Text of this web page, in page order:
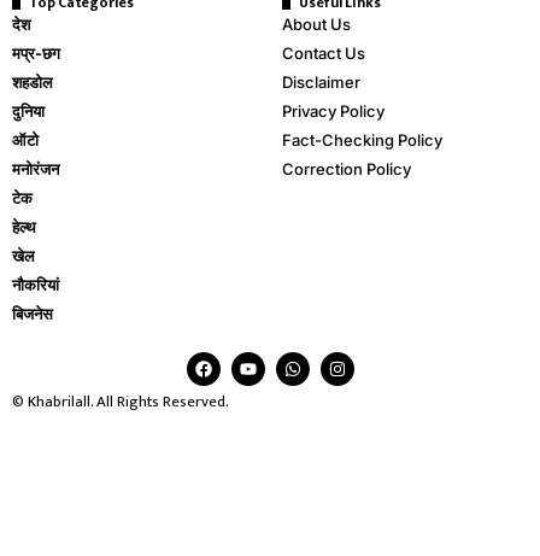
देश
मप्र-छग
शहडोल
दुनिया
ऑटो
मनोरंजन
टेक
हेल्थ
खेल
नौकरियां
बिजनेस
About Us
Contact Us
Disclaimer
Privacy Policy
Fact-Checking Policy
Correction Policy
© Khabrilall. All Rights Reserved.